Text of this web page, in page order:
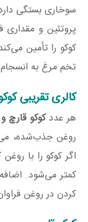
سوخاری بستگی
پروتئین و
کوکو را تأمین
تخم مرغ به
کالری تقریبی
هر عددکوکو قارچ
اگر کوکو را با
کمتر می‌شود. اضافه
کردن در روغن